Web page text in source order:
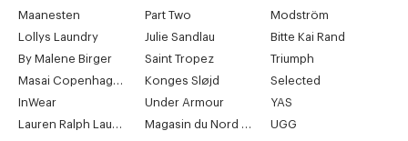
Maanesten
Part Two
Modström
Lollys Laundry
Julie Sandlau
Bitte Kai Rand
By Malene Birger
Saint Tropez
Triumph
Masai Copenhagen
Konges Sløjd
Selected
InWear
Under Armour
YAS
Lauren Ralph Lauren
Magasin du Nord Collection UGG